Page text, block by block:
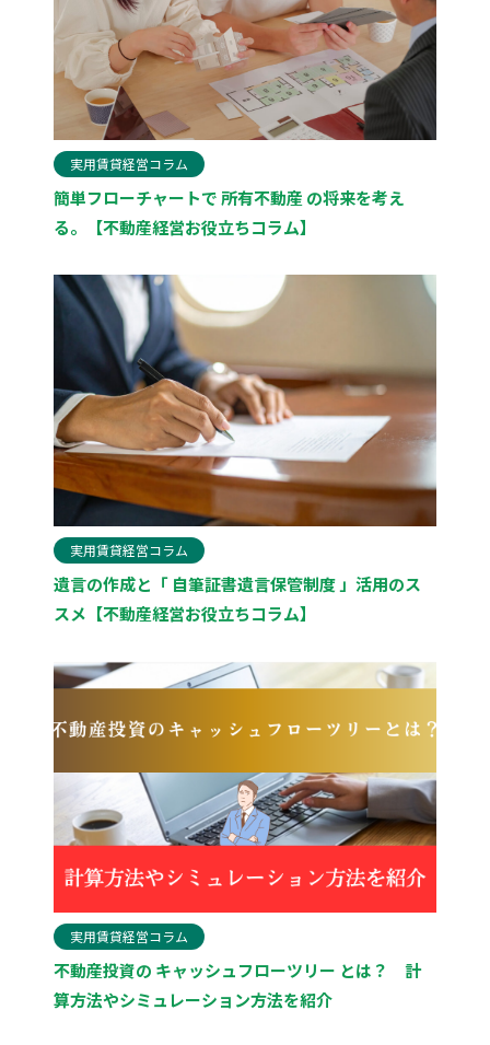
実用賃貸経営コラム
簡単フローチャートで 所有不動産 の将来を考え
る。【不動産経営お役立ちコラム】
実用賃貸経営コラム
遺言の作成と「 自筆証書遺言保管制度 」活用のス
スメ【不動産経営お役立ちコラム】
実用賃貸経営コラム
不動産投資の キャッシュフローツリー とは？ 計
算方法やシミュレーション方法を紹介